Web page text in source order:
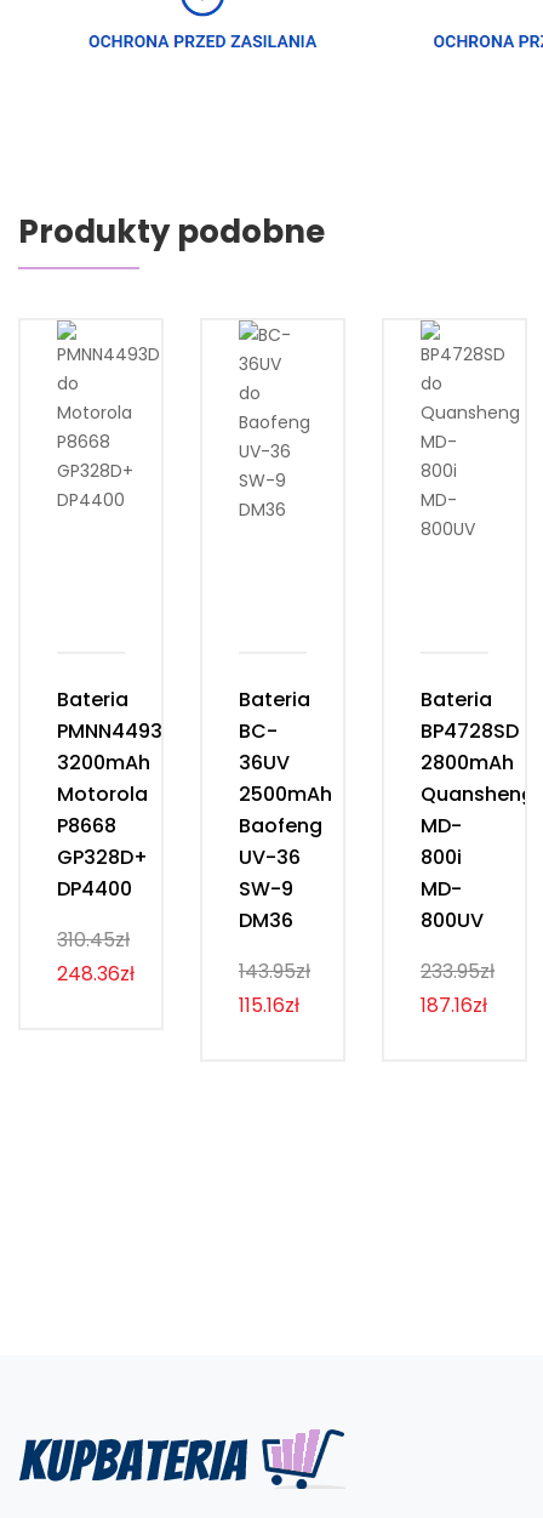
Produkty podobne
Bateria
PMNN4493D
3200mAh
Motorola
P8668
GP328D+
DP4400
310.45zł
248.36zł
Bateria
BC-
36UV
2500mAh
Baofeng
UV-36
SW-9
DM36
143.95zł
115.16zł
Bateria
BP4728SD
2800mAh
Quansheng
MD-
800i
MD-
800UV
233.95zł
187.16zł